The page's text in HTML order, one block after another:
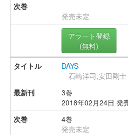
発売未定
アラート登録
(無料)
DAYS
石崎洋司,安田剛士
3巻
2018年02月24日 発
4巻
発売未定